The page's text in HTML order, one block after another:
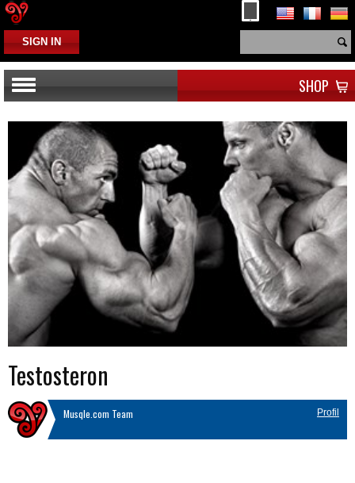
SIGN IN
SHOP
Testosteron
Profil
Musqle.com Team